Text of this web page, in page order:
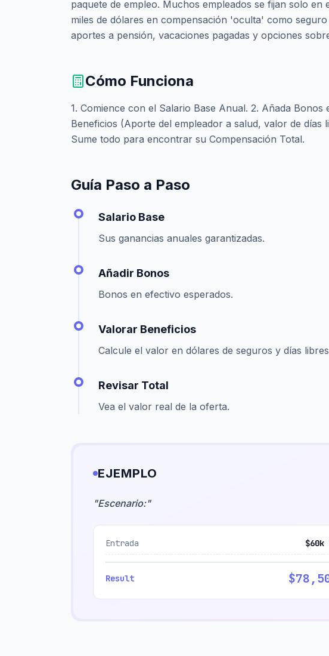
paquete de empleo. Muchos empleados se fijan solo en
miles de dólares en compensación 'oculta' como
aportes a pensión, vacaciones pagadas y opciones
Cómo Funciona
1. Comience con el Salario Base Anual. 2. Añada Bonos
Beneficios (Aporte del empleador a salud, valor de días
Sume todo para encontrar su Compensación Total.
Guía Paso a Paso
Salario Base
Sus ganancias anuales garantizadas.
Añadir Bonos
Bonos en efectivo esperados.
Valorar Beneficios
Calcule el valor en dólares de seguros y días
Revisar Total
Vea el valor real de la oferta.
EJEMPLO
"Escenario:"
Entrada
Result